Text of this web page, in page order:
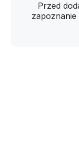
Przed
zapoznanie